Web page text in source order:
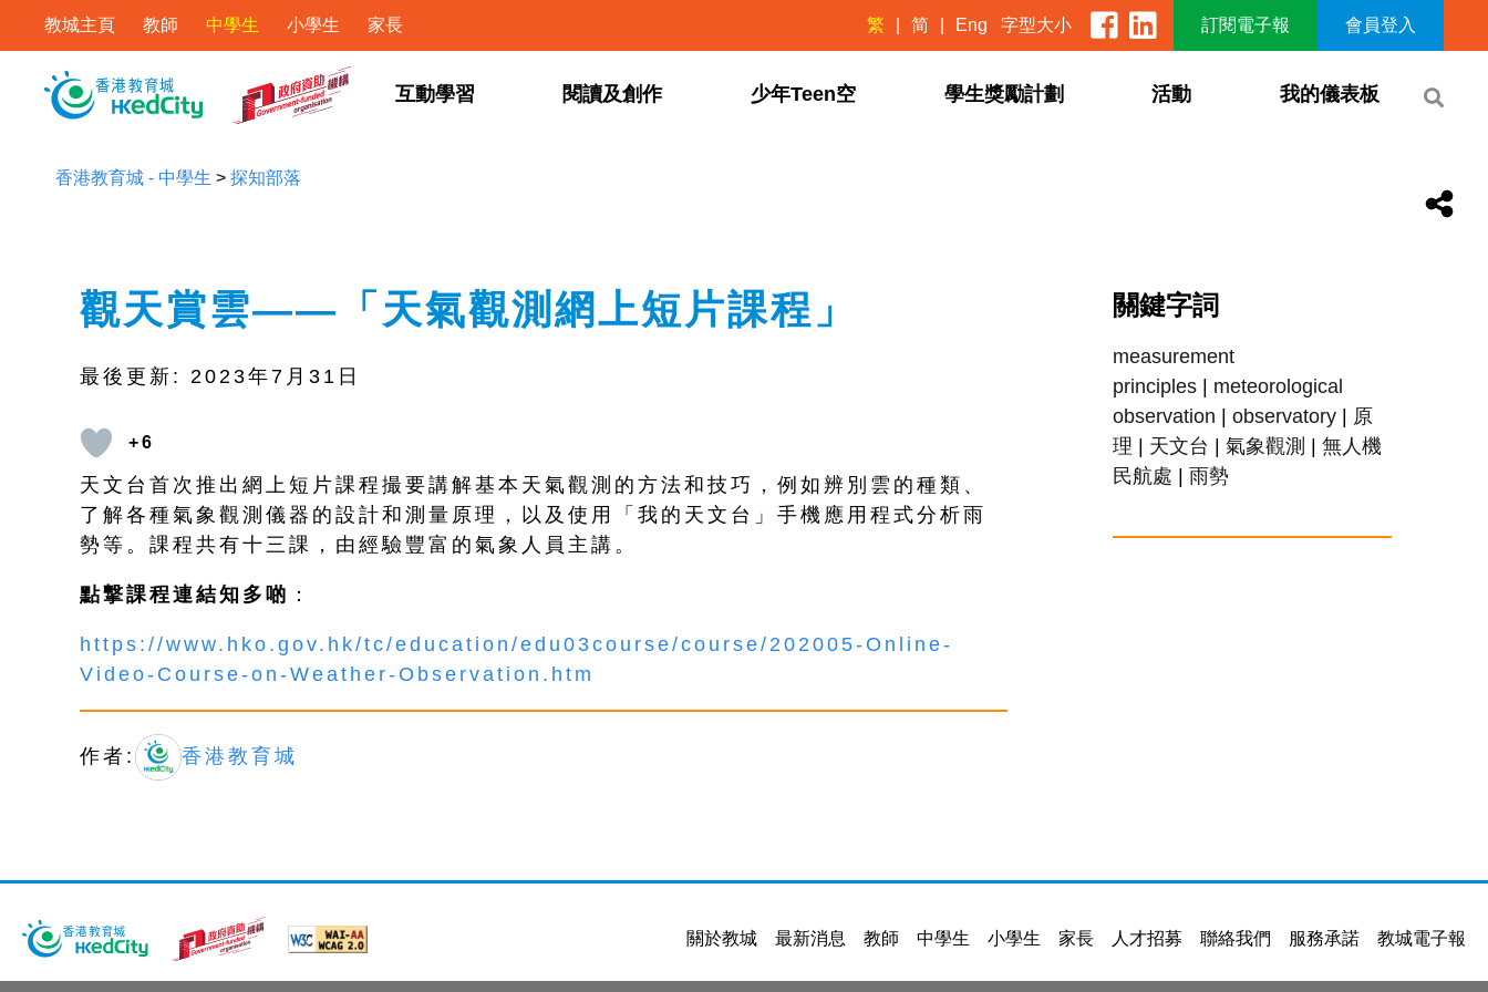
教城主頁 教師 中學生 小學生 家長 繁 简 Eng 字型大小 訂閱電子報 會員登入
互動學習 閱讀及創作 少年Teen空 學生獎勵計劃 活動 我的儀表板
香港教育城 - 中學生 > 探知部落
觀天賞雲——「天氣觀測網上短片課程」
最後更新: 2023年7月31日
+6
天文台首次推出網上短片課程撮要講解基本天氣觀測的方法和技巧，例如辨別雲的種類、
了解各種氣象觀測儀器的設計和測量原理，以及使用「我的天文台」手機應用程式分析雨
勢等。課程共有十三課，由經驗豐富的氣象人員主講。
點撃課程連結知多啲 ：
https://www.hko.gov.hk/tc/education/edu03course/course/202005-Online-
Video-Course-on-Weather-Observation.htm
作者: 香港教育城
關鍵字詞
measurement
principles | meteorological
observation | observatory | 原
理 | 天文台 | 氣象觀測 | 無人機
民航處 | 雨勢
關於教城 最新消息 教師 中學生 小學生 家長 人才招募 聯絡我們 服務承諾 教城電子報